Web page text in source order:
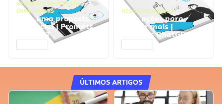
NEGÓCIOS, PROCESSOS
EMPRESARIAIS
Faça uma proposta
comercial | Prompts
ChatGPT
NEGÓCIOS, VENDAS
Faça ações para
vender mais |
Prompts ChatGPT
ÚLTIMOS ARTIGOS